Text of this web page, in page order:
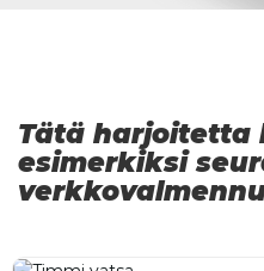
Tätä harjoitetta
esimerkiksi